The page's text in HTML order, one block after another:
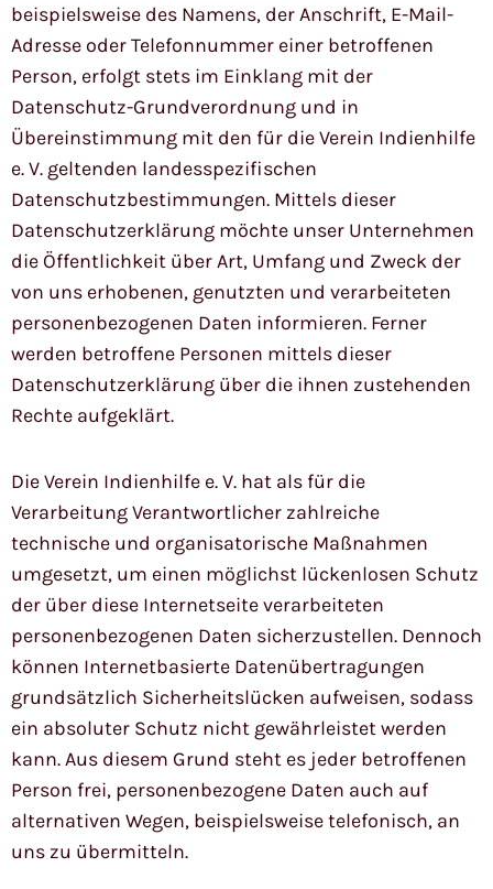
beispielsweise des Namens, der Anschrift, E-Mail-
Adresse oder Telefonnummer einer betroffenen
Person, erfolgt stets im Einklang mit der
Datenschutz-Grundverordnung und in
Übereinstimmung mit den für die Verein Indienhilfe
e. V. geltenden landesspezifischen
Datenschutzbestimmungen. Mittels dieser
Datenschutzerklärung möchte unser Unternehmen
die Öffentlichkeit über Art, Umfang und Zweck der
von uns erhobenen, genutzten und verarbeiteten
personenbezogenen Daten informieren. Ferner
werden betroffene Personen mittels dieser
Datenschutzerklärung über die ihnen zustehenden
Rechte aufgeklärt.
Die Verein Indienhilfe e. V. hat als für die
Verarbeitung Verantwortlicher zahlreiche
technische und organisatorische Maßnahmen
umgesetzt, um einen möglichst lückenlosen Schutz
der über diese Internetseite verarbeiteten
personenbezogenen Daten sicherzustellen. Dennoch
können Internetbasierte Datenübertragungen
grundsätzlich Sicherheitslücken aufweisen, sodass
ein absoluter Schutz nicht gewährleistet werden
kann. Aus diesem Grund steht es jeder betroffenen
Person frei, personenbezogene Daten auch auf
alternativen Wegen, beispielsweise telefonisch, an
uns zu übermitteln.